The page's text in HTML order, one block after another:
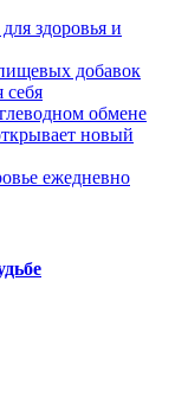
здоровья и
добавок
обмене
новый
ежедневно